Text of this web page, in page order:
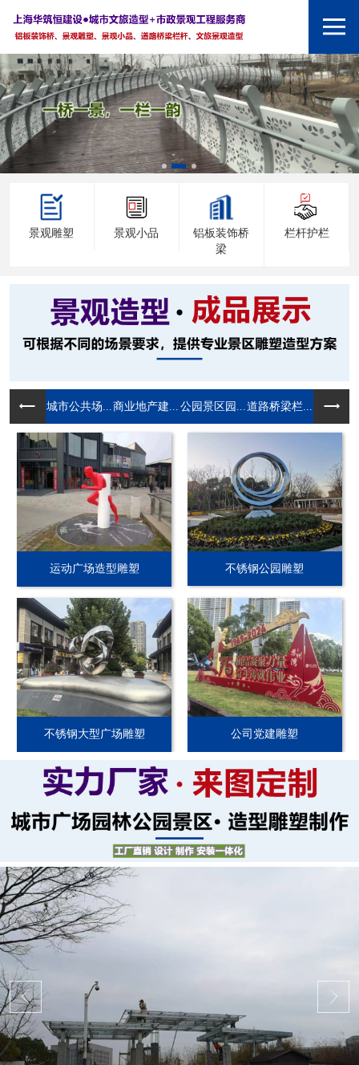
景观雕塑 景观小品
铝板装饰桥
梁
栏杆护栏
城市公共场... 商业地产建... 公园景区园... 道路桥梁栏...
运动广场造型雕塑 不锈钢公园雕塑
不锈钢大型广场雕塑 公司党建雕塑